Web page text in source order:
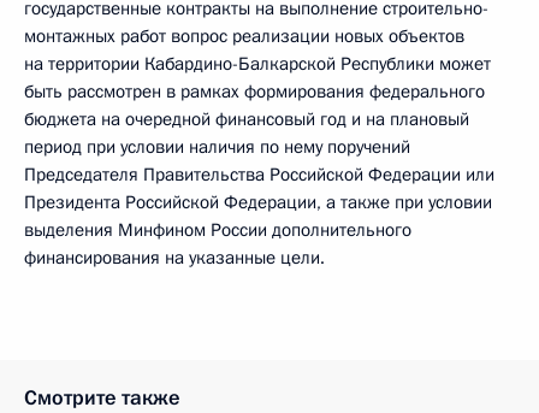
государственные контракты на выполнение строительно-
монтажных работ вопрос реализации новых объектов
на территории Кабардино-Балкарской Республики может
быть рассмотрен в рамках формирования федерального
бюджета на очередной финансовый год и на плановый
период при условии наличия по нему поручений
Председателя Правительства Российской Федерации или
Президента Российской Федерации, а также при условии
выделения Минфином России дополнительного
финансирования на указанные цели.
Смотрите также